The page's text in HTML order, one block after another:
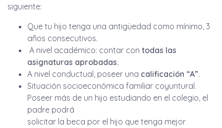
siguiente:
Que tu hijo tenga una antigüedad como mínimo, 3
años consecutivos.
A nivel académico: contar con todas las
asignaturas aprobadas.
A nivel conductual, poseer una calificación “A”.
Situación socioeconómica familiar coyuntural.
Poseer más de un hijo estudiando en el colegio, el
padre podrá
solicitar la beca por el hijo que tenga mejor